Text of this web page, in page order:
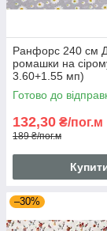
Ранфорс 240 см
ромашки на
3.60+1.55 мп)
Готово до
132,30 ₴/пог.м
189 ₴/пог.м
–30%